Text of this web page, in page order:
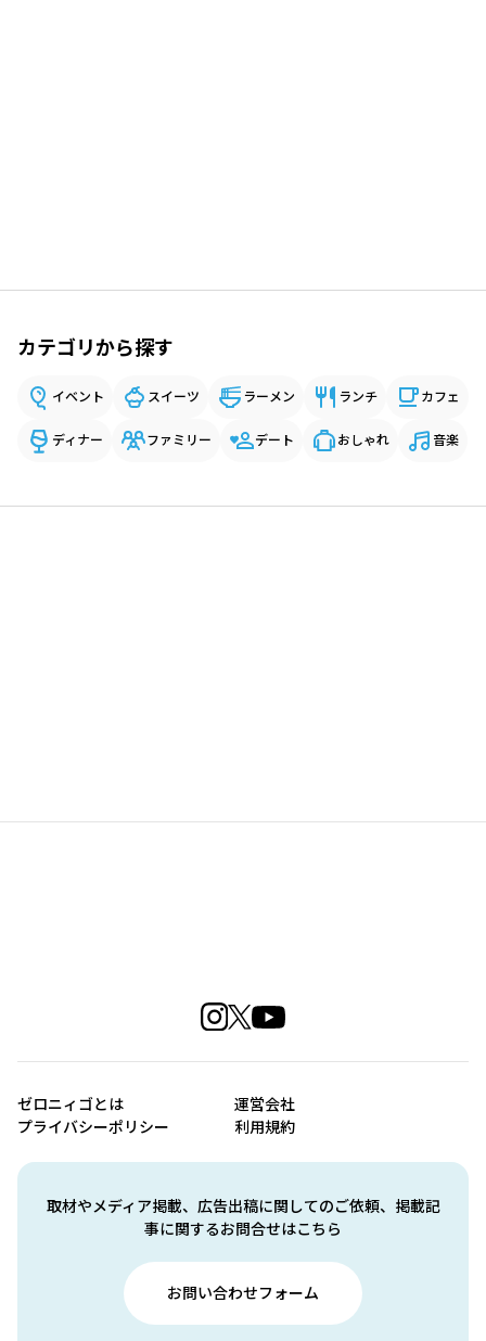
カテゴリから探す
イベント スイーツ ラーメン ランチ カフェ
ディナー ファミリー デート おしゃれ 音楽
取材やメディア掲載、広告出稿に関してのご依頼、掲載記
事に関するお問合せはこちら
お問い合わせフォーム
ゼロニィゴとは
運営会社
プライバシーポリシー
利用規約